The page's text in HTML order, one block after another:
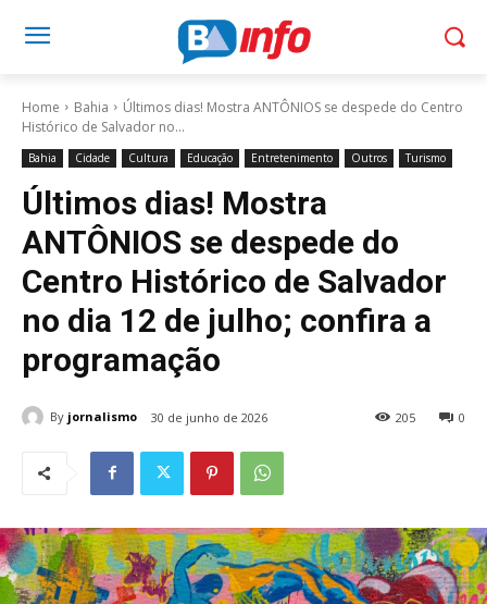
Home Bahia
Últimos dias! Mostra ANTÔNIOS se despede do Centro
Histórico de Salvador no...
Bahia Cidade Cultura Educação Entretenimento Outros Turismo
Últimos dias! Mostra
ANTÔNIOS se despede do
Centro Histórico de Salvador
no dia 12 de julho; confira a
programação
By jornalismo 30 de junho de 2026 0
205